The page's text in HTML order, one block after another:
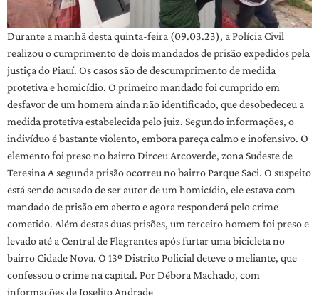
Durante a manhã desta quinta-feira (09.03.23), a Polícia Civil
realizou o cumprimento de dois mandados de prisão expedidos pela
justiça do Piauí. Os casos são de descumprimento de medida
protetiva e homicídio. O primeiro mandado foi cumprido em
desfavor de um homem ainda não identificado, que desobedeceu a
medida protetiva estabelecida pelo juiz. Segundo informações, o
indivíduo é bastante violento, embora pareça calmo e inofensivo. O
elemento foi preso no bairro Dirceu Arcoverde, zona Sudeste de
Teresina A segunda prisão ocorreu no bairro Parque Saci. O suspeito
está sendo acusado de ser autor de um homicídio, ele estava com
mandado de prisão em aberto e agora responderá pelo crime
cometido. Além destas duas prisões, um terceiro homem foi preso e
levado até a Central de Flagrantes após furtar uma bicicleta no
bairro Cidade Nova. O 13º Distrito Policial deteve o meliante, que
confessou o crime na capital. Por Débora Machado, com
informações de Joselito Andrade